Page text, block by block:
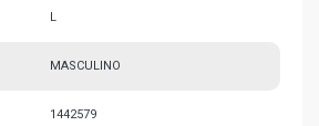
L
MASCULINO
1442579